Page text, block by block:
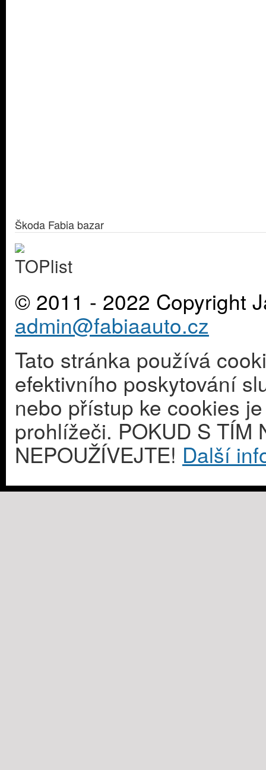
Škoda Fabia bazar
© 2011 - 2022 Copyright
admin@fabiaauto.cz
Tato stránka používá
efektivního poskytování
nebo přístup ke cookies
prohlížeči. POKUD S TÍM
NEPOUŽÍVEJTE! Další